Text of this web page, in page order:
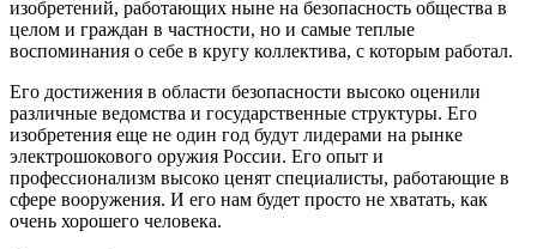
изобретений, работающих ныне на безопасность общества в
целом и граждан в частности, но и самые теплые
воспоминания о себе в кругу коллектива, с которым работал.
Его достижения в области безопасности высоко оценили
различные ведомства и государственные структуры. Его
изобретения еще не один год будут лидерами на рынке
электрошокового оружия России. Его опыт и
профессионализм высоко ценят специалисты, работающие в
сфере вооружения. И его нам будет просто не хватать, как
очень хорошего человека.